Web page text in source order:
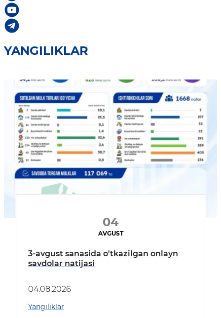
YANGILIKLAR
04
AVGUST
3-avgust sanasida o'tkazilgan onlayn
savdolar natijasi
04.08.2026
Yangiliklar